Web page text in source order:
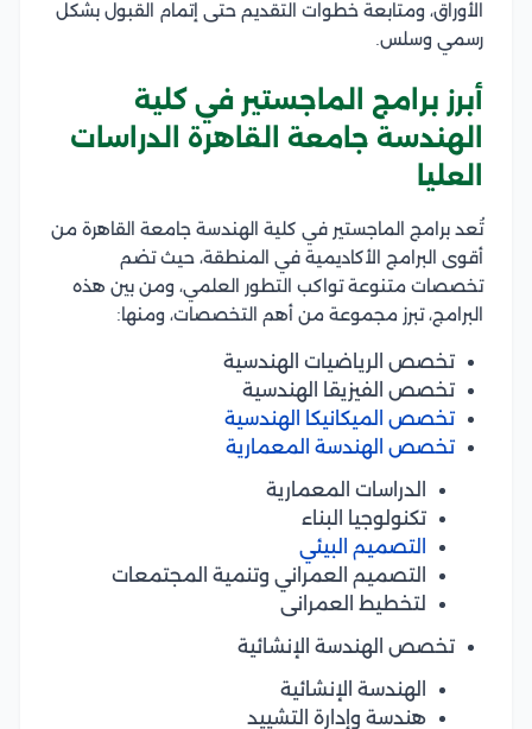
الأوراق، ومتابعة خطوات التقديم حتى إتمام القبول بشكل
رسمي وسلس.
أبرز برامج الماجستير في كلية
الهندسة جامعة القاهرة الدراسات
العليا
تُعد برامج الماجستير في كلية الهندسة جامعة القاهرة من
أقوى البرامج الأكاديمية في المنطقة، حيث تضم
تخصصات متنوعة تواكب التطور العلمي، ومن بين هذه
البرامج، تبرز مجموعة من أهم التخصصات، ومنها:
تخصص الرياضيات الهندسية
تخصص الفيزيقا الهندسية
تخصص الميكانيكا الهندسية
تخصص الهندسة المعمارية
الدراسات المعمارية
تكنولوجيا البناء
التصميم البيئي
التصميم العمراني وتنمية المجتمعات
لتخطيط العمرانى
تخصص الهندسة الإنشائية
الهندسة الإنشائية
هندسة وإدارة التشييد